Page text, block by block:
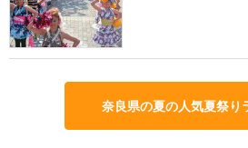
奈良県の夏の人気夏祭り